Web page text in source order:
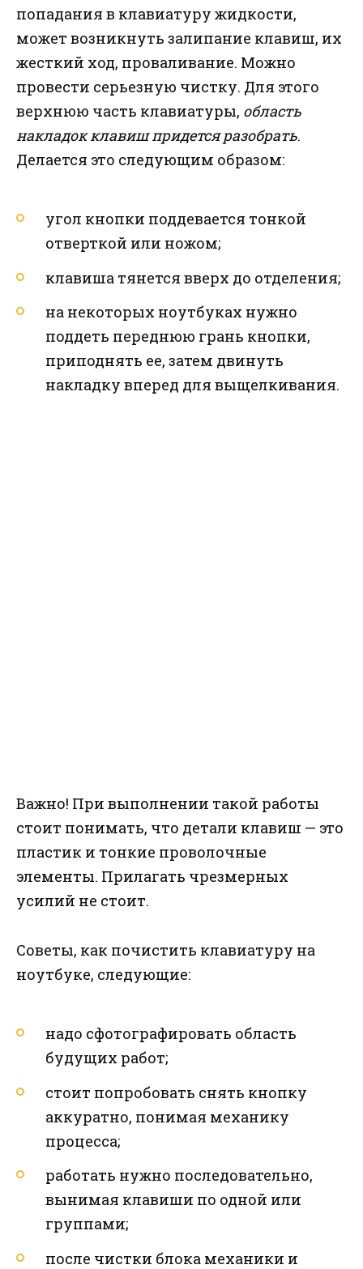
попадания в клавиатуру жидкости,
может возникнуть залипание клавиш, их
жесткий ход, проваливание. Можно
провести серьезную чистку. Для этого
верхнюю часть клавиатуры, область
накладок клавиш придется разобрать.
Делается это следующим образом:
угол кнопки поддевается тонкой
отверткой или ножом;
клавиша тянется вверх до отделения;
на некоторых ноутбуках нужно
поддеть переднюю грань кнопки,
приподнять ее, затем двинуть
накладку вперед для выщелкивания.
Важно! При выполнении такой работы
стоит понимать, что детали клавиш — это
пластик и тонкие проволочные
элементы. Прилагать чрезмерных
усилий не стоит.
Советы, как почистить клавиатуру на
ноутбуке, следующие:
надо сфотографировать область
будущих работ;
стоит попробовать снять кнопку
аккуратно, понимая механику
процесса;
работать нужно последовательно,
вынимая клавиши по одной или
группами;
после чистки блока механики и